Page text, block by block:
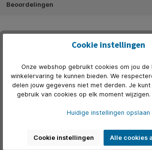
Beoordelingen
Productgalerij overslaan
Accessoires
500+ op voorraad
Cookie instellingen
Onze webshop gebruikt cookies om jou de
winkelervaring te kunnen bieden. We
delen jouw gegevens niet met derden. Je
gebruik van cookies op elk moment wijzigen.
Huidige instellingen opslaan
Cookie instellingen Alle cookies